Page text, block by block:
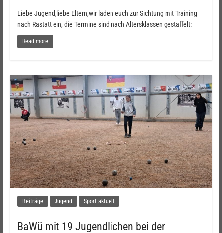
Liebe Jugend,liebe Eltern,wir laden euch zur Sichtung mit Training
nach Rastatt ein, die Termine sind nach Altersklassen gestaffelt:
Read more
Beiträge Jugend Sport aktuell
BaWü mit 19 Jugendlichen bei der